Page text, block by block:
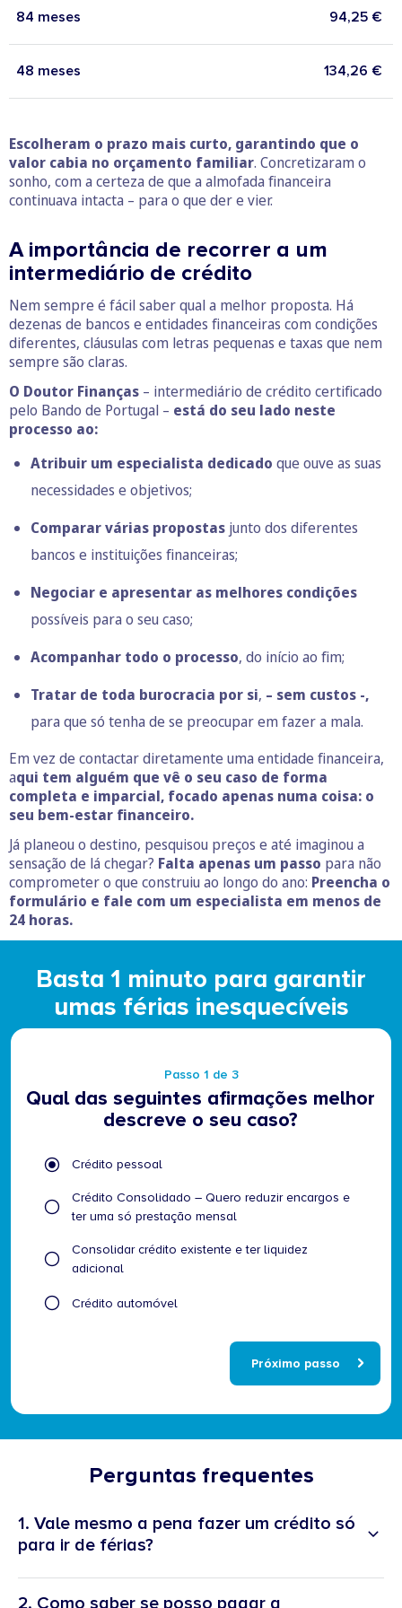
84 meses 94,25 €
48 meses 134,26 €
Escolheram o prazo mais curto, garantindo que o
valor cabia no orçamento familiar. Concretizaram o
sonho, com a certeza de que a almofada financeira
continuava intacta – para o que der e vier.
A importância de recorrer a um
intermediário de crédito
Nem sempre é fácil saber qual a melhor proposta. Há
dezenas de bancos e entidades financeiras com condições
diferentes, cláusulas com letras pequenas e taxas que nem
sempre são claras.
O Doutor Finanças – intermediário de crédito certificado
pelo Bando de Portugal – está do seu lado neste
processo ao:
Atribuir um especialista dedicado que ouve as suas
necessidades e objetivos;
Comparar várias propostas junto dos diferentes
bancos e instituições financeiras;
Negociar e apresentar as melhores condições
possíveis para o seu caso;
Acompanhar todo o processo, do início ao fim;
Tratar de toda burocracia por si, – sem custos -,
para que só tenha de se preocupar em fazer a mala.
Em vez de contactar diretamente uma entidade financeira,
aqui tem alguém que vê o seu caso de forma
completa e imparcial, focado apenas numa coisa: o
seu bem-estar financeiro.
Já planeou o destino, pesquisou preços e até imaginou a
sensação de lá chegar? Falta apenas um passo para não
comprometer o que construiu ao longo do ano: Preencha o
formulário e fale com um especialista em menos de
24 horas.
Basta 1 minuto para garantir
umas férias inesquecíveis
Passo 1 de 3
Qual das seguintes afirmações melhor
descreve o seu caso?
Qual
seguintes
afirmações
descreve
seu
caso?
Crédito pessoal
Crédito Consolidado – Quero reduzir encargos e
ter uma só prestação mensal
Consolidar crédito existente e ter liquidez
adicional
Crédito automóvel
Próximo passo
Perguntas frequentes
1. Vale mesmo a pena fazer um crédito só
para ir de férias?
2. Como saber se posso pagar a